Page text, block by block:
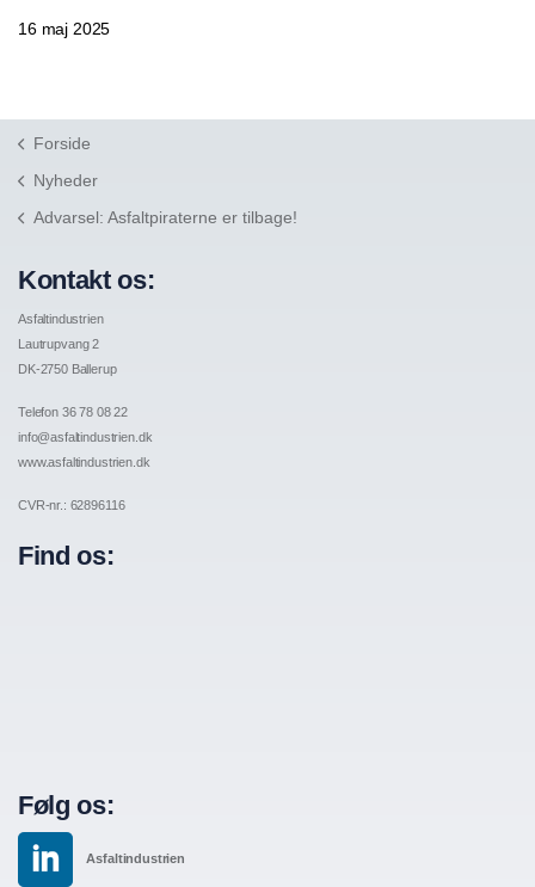
16 maj 2025
Forside
Nyheder
Advarsel: Asfaltpiraterne er tilbage!
Kontakt os:
Asfaltindustrien
Lautrupvang 2
DK-2750 Ballerup
Telefon 36 78 08 22
info@asfaltindustrien.dk
www.asfaltindustrien.dk
CVR-nr.: 62896116
Find os:
Følg os:
Asfaltindustrien